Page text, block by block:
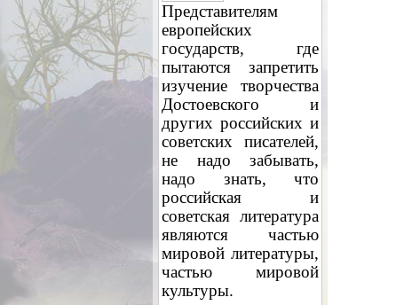
Представителям
европейских
государств, где
пытаются запретить
изучение творчества
Достоевского и
других российских и
советских писателей,
не надо забывать,
надо знать, что
российская и
советская литература
являются частью
мировой литературы,
частью мировой
культуры.